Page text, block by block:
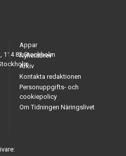
114 82 Stockholm
Appar
Nyhetsbrev
Arkiv
Kontakta redaktionen
Personuppgifts- och
cookiepolicy
Om Tidningen Näringslivet